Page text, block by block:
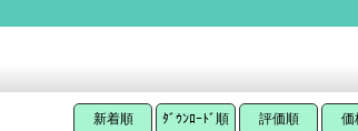
新着順 ﾀﾞｳﾝﾛｰﾄﾞ順 評価順 価